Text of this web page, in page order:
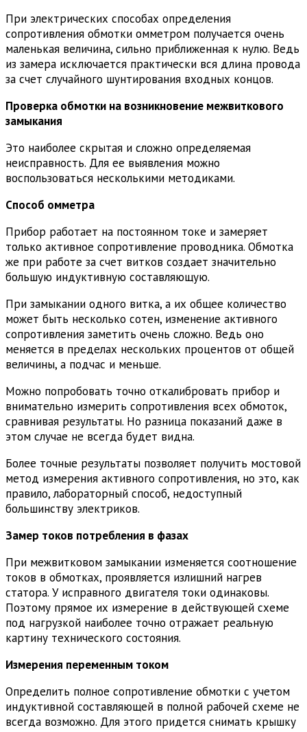
При электрических способах определения
сопротивления обмотки омметром получается очень
маленькая величина, сильно приближенная к нулю. Ведь
из замера исключается практически вся длина провода
за счет случайного шунтирования входных концов.
Проверка обмотки на возникновение межвиткового
замыкания
Это наиболее скрытая и сложно определяемая
неисправность. Для ее выявления можно
воспользоваться несколькими методиками.
Способ омметра
Прибор работает на постоянном токе и замеряет
только активное сопротивление проводника. Обмотка
же при работе за счет витков создает значительно
большую индуктивную составляющую.
При замыкании одного витка, а их общее количество
может быть несколько сотен, изменение активного
сопротивления заметить очень сложно. Ведь оно
меняется в пределах нескольких процентов от общей
величины, а подчас и меньше.
Можно попробовать точно откалибровать прибор и
внимательно измерить сопротивления всех обмоток,
сравнивая результаты. Но разница показаний даже в
этом случае не всегда будет видна.
Более точные результаты позволяет получить мостовой
метод измерения активного сопротивления, но это, как
правило, лабораторный способ, недоступный
большинству электриков.
Замер токов потребления в фазах
При межвитковом замыкании изменяется соотношение
токов в обмотках, проявляется излишний нагрев
статора. У исправного двигателя токи одинаковы.
Поэтому прямое их измерение в действующей схеме
под нагрузкой наиболее точно отражает реальную
картину технического состояния.
Измерения переменным током
Определить полное сопротивление обмотки с учетом
индуктивной составляющей в полной рабочей схеме не
всегда возможно. Для этого придется снимать крышку